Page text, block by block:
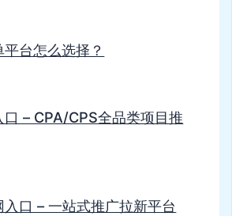
台怎么选择？
口 – CPA/CPS全品类项目推
口 – 一站式推广拉新平台